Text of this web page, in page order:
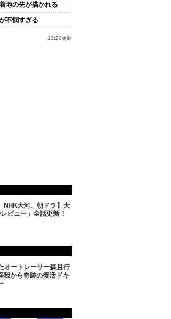
地の先が描かれる
不憫すぎる
13:20更新
NHK大河、朝ドラ】大
ビュー」全話更新！
オートレーサー森且行
から奇跡の復活ドキ